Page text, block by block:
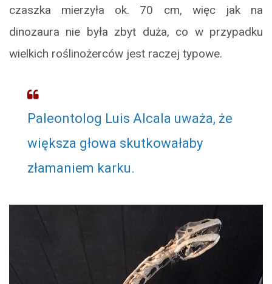
czaszka mierzyła ok. 70 cm, więc jak na
dinozaura nie była zbyt duża, co w przypadku
wielkich roślinożerców jest raczej typowe.
Paleontolog Luis Alcala uważa, że
większa głowa skutkowałaby
złamaniem karku.